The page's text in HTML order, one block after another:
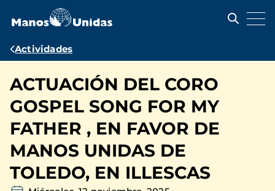
contenido
Ruta
navegación
Actividades
ACTUACIÓN DEL CORO
GOSPEL SONG FOR MY
FATHER , EN FAVOR DE
MANOS UNIDAS DE
TOLEDO, EN ILLESCAS